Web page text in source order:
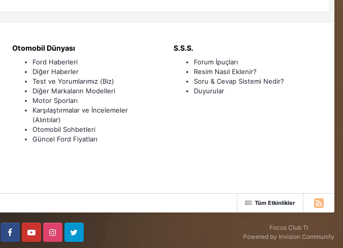
Otomobil Dünyası
Ford Haberleri
Diğer Haberler
Test ve Yorumlarımız (Biz)
Diğer Markaların Modelleri
Motor Sporları
Karşılaştırmalar ve İncelemeler
(Alıntılar)
Otomobil Sohbetleri
Güncel Ford Fiyatları
S.S.S.
Forum İpuçları
Resim Nasıl Eklenir?
Soru & Cevap Sistemi Nedir?
Duyurular
Tüm Etkinlikler
FacebookYoutube InstagramTwitter
Focus Club Tr
Powered by Invision Community